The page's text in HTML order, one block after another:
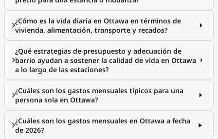
¿Cómo es la vida diaria en Ottawa en términos de
vivienda, alimentación, transporte y recados?
¿Qué estrategias de presupuesto y adecuación de
barrio ayudan a sostener la calidad de vida en Ottawa
a lo largo de las estaciones?
¿Cuáles son los gastos mensuales típicos para una
persona sola en Ottawa?
¿Cuáles son los gastos mensuales en Ottawa a fecha
de 2026?